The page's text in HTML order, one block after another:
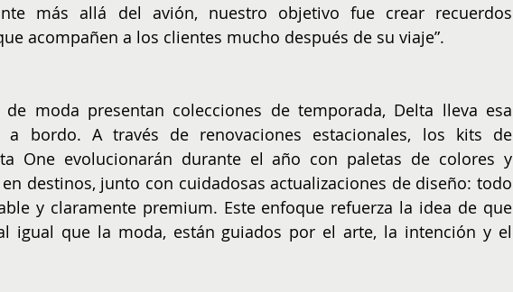
más allá del avión, nuestro objetivo fue crear recuerdos
acompañen a los clientes mucho después de su viaje”.
moda presentan colecciones de temporada, Delta lleva esa
a bordo. A través de renovaciones estacionales, los kits de
One evolucionarán durante el año con paletas de colores y
destinos, junto con cuidadosas actualizaciones de diseño: todo
y claramente premium. Este enfoque refuerza la idea de que
igual que la moda, están guiados por el arte, la intención y el